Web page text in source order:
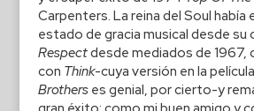
Carpenters. La reina del Soul había
estado de gracia musical desde su
Respectdesde mediados de 1967,
con Think-cuya versión en la película
Brotherses genial, por cierto-y